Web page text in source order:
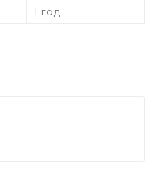
1 год